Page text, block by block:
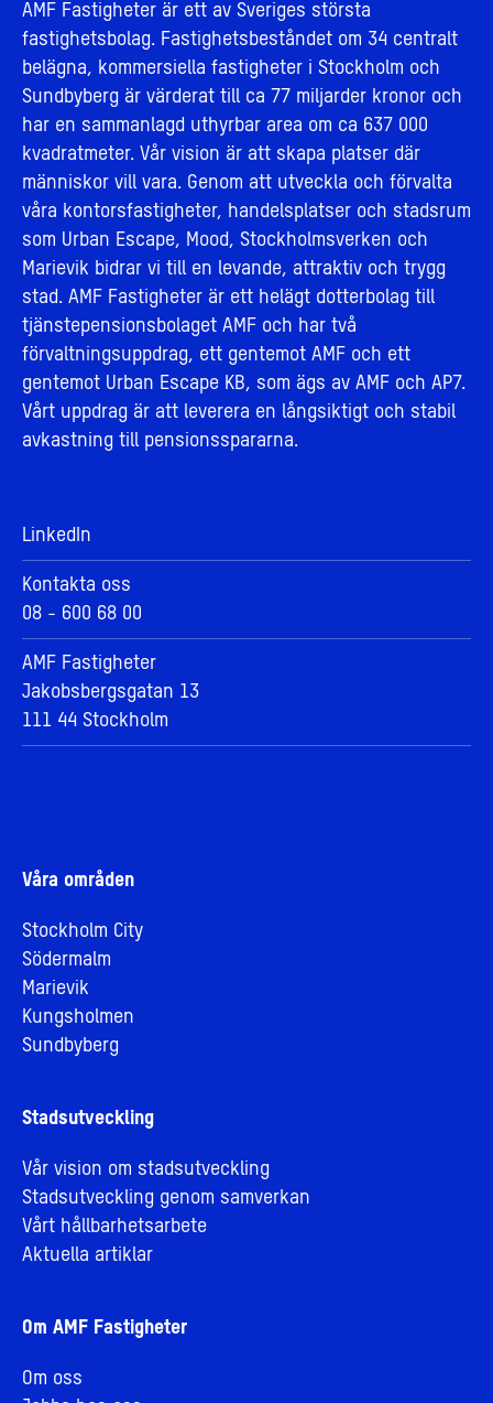
AMF Fastigheter är ett av Sveriges största
fastighetsbolag. Fastighetsbeståndet om 34 centralt
belägna, kommersiella fastigheter i Stockholm och
Sundbyberg är värderat till ca 77 miljarder kronor och
har en sammanlagd uthyrbar area om ca 637 000
kvadratmeter. Vår vision är att skapa platser där
människor vill vara. Genom att utveckla och förvalta
våra kontorsfastigheter, handelsplatser och stadsrum
som Urban Escape, Mood, Stockholmsverken och
Marievik bidrar vi till en levande, attraktiv och trygg
stad. AMF Fastigheter är ett helägt dotterbolag till
tjänstepensionsbolaget AMF och har två
förvaltningsuppdrag, ett gentemot AMF och ett
gentemot Urban Escape KB, som ägs av AMF och AP7.
Vårt uppdrag är att leverera en långsiktigt och stabil
avkastning till pensionsspararna.
LinkedIn
Kontakta oss
08 - 600 68 00
AMF Fastigheter
Jakobsbergsgatan 13
111 44 Stockholm
Våra områden
Stockholm City
Södermalm
Marievik
Kungsholmen
Sundbyberg
Stadsutveckling
Vår vision om stadsutveckling
Stadsutveckling genom samverkan
Vårt hållbarhetsarbete
Aktuella artiklar
Om AMF Fastigheter
Om oss